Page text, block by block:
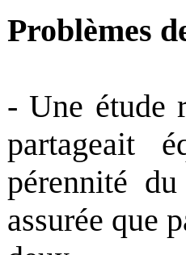
Problèmes
- Une étude
partageait
pérennité
assurée que